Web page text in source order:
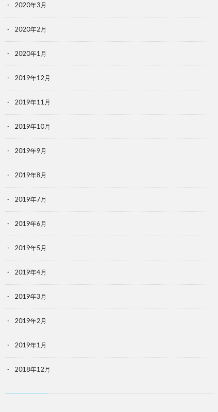
2020年3月
2020年2月
2020年1月
2019年12月
2019年11月
2019年10月
2019年9月
2019年8月
2019年7月
2019年6月
2019年5月
2019年4月
2019年3月
2019年2月
2019年1月
2018年12月